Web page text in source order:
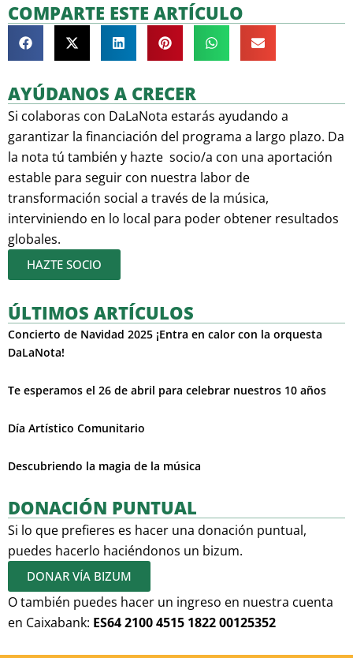
COMPARTE ESTE ARTÍCULO
AYÚDANOS A CRECER
Si colaboras con DaLaNota estarás ayudando a
garantizar la financiación del programa a largo plazo. Da
la nota tú también y hazte socio/a con una aportación
estable para seguir con nuestra labor de
transformación social a través de la música,
interviniendo en lo local para poder obtener resultados
globales.
HAZTE SOCIO
ÚLTIMOS ARTÍCULOS
Concierto de Navidad 2025 ¡Entra en calor con la orquesta
DaLaNota!
Te esperamos el 26 de abril para celebrar nuestros 10 años
Día Artístico Comunitario
Descubriendo la magia de la música
DONACIÓN PUNTUAL
Si lo que prefieres es hacer una donación puntual,
puedes hacerlo haciéndonos un bizum.
DONAR VÍA BIZUM
O también puedes hacer un ingreso en nuestra cuenta
en Caixabank: ES64 2100 4515 1822 00125352